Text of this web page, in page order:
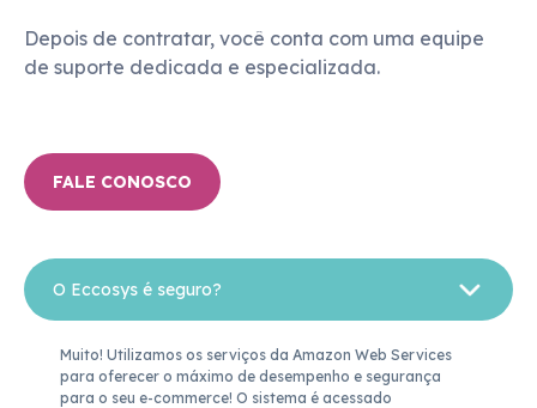
Depois de contratar, você conta com uma equipe
de suporte dedicada e especializada.
FALE CONOSCO
O Eccosys é seguro?
Muito! Utilizamos os serviços da Amazon Web Services
para oferecer o máximo de desempenho e segurança
para o seu e-commerce! O sistema é acessado